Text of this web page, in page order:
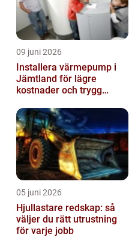
09 juni 2026
Installera värmepump i
Jämtland för lägre
kostnader och trygg
05 juni 2026
Hjullastare redskap: så
väljer du rätt utrustning
för varje jobb